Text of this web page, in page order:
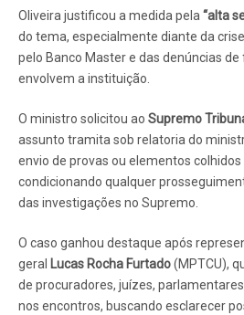
Oliveira justificou a medida pela “alta
do tema, especialmente diante da
pelo Banco Master e das denúncias
envolvem a instituição.
O ministro solicitou ao Supremo
assunto tramita sob relatoria do
envio de provas ou elementos
condicionando qualquer
das investigações no Supremo.
O caso ganhou destaque após
geral Lucas Rocha Furtado(MPTCU),
de procuradores, juízes,
nos encontros, buscando esclarecer